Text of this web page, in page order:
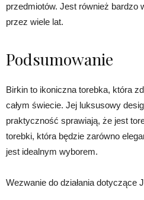
przedmiotów. Jest również bardzo
przez wiele lat.
Podsumowanie
Birkin to ikoniczna torebka, która
całym świecie. Jej luksusowy
praktyczność sprawiają, że jest
torebki, która będzie zarówno
jest idealnym wyborem.
Wezwanie do działania dotyczące